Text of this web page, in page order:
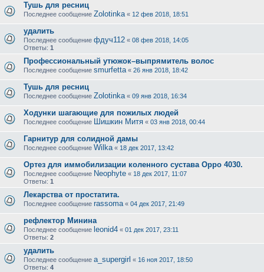
Тушь для ресниц
Последнее сообщение Zolotinka « 12 фев 2018, 18:51
удалить
Последнее сообщение фдуч112 « 08 фев 2018, 14:05
Ответы: 1
Профессиональный утюжок–выпрямитель волос
Последнее сообщение smurfetta « 26 янв 2018, 18:42
Тушь для ресниц
Последнее сообщение Zolotinka « 09 янв 2018, 16:34
Ходунки шагающие для пожилых людей
Последнее сообщение Шишкин Митя « 03 янв 2018, 00:44
Гарнитур для солидной дамы
Последнее сообщение Wilka « 18 дек 2017, 13:42
Ортез для иммобилизации коленного сустава Oppo 4030.
Последнее сообщение Neophyte « 18 дек 2017, 11:07
Ответы: 1
Лекарства от простатита.
Последнее сообщение rassoma « 04 дек 2017, 21:49
рефлектор Минина
Последнее сообщение leonid4 « 01 дек 2017, 23:11
Ответы: 2
удалить
Последнее сообщение a_supergirl « 16 ноя 2017, 18:50
Ответы: 4